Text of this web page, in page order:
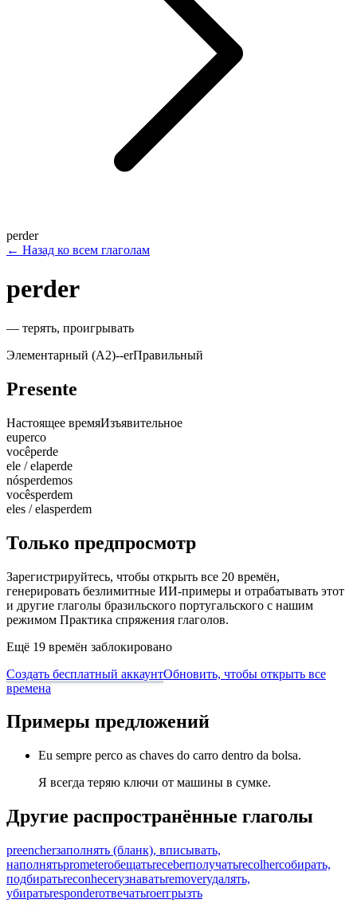
perder
← Назад ко всем глаголам
perder
— терять, проигрывать
Элементарный (A2)--erПравильный
Presente
Настоящее времяИзъявительное
euperco
vocêperde
ele / elaperde
nósperdemos
vocêsperdem
eles / elasperdem
Только предпросмотр
Зарегистрируйтесь, чтобы открыть все 20 времён,
генерировать безлимитные ИИ-примеры и отрабатывать этот
и другие глаголы бразильского португальского с нашим
режимом Практика спряжения глаголов.
Ещё 19 времён заблокировано
Создать бесплатный аккаунтОбновить, чтобы открыть все
времена
Примеры предложений
Eu sempre perco as chaves do carro dentro da bolsa.
Я всегда теряю ключи от машины в сумке.
Другие распространённые глаголы
preencherзаполнять (бланк), вписывать,
наполнятьprometerобещатьreceberполучатьrecolherсобирать,
подбиратьreconhecerузнаватьremoverудалять,
убиратьresponderотвечатьroerгрызть